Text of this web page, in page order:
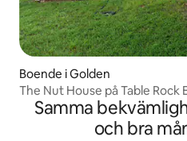
Boende i Golden
The Nut House på Table Rock
Samma
och bra